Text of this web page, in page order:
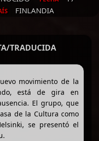
FINLANDIA
TRADUCIDA
movimiento de la
está de gira en
El grupo, que
de la Cultura como
se presentó el